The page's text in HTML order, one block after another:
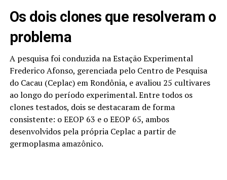
Os dois clones que resolveram o
problema
A pesquisa foi conduzida na Estação Experimental
Frederico Afonso, gerenciada pelo Centro de Pesquisa
do Cacau (Ceplac) em Rondônia, e avaliou 25 cultivares
ao longo do período experimental. Entre todos os
clones testados, dois se destacaram de forma
consistente: o EEOP 63 e o EEOP 65, ambos
desenvolvidos pela própria Ceplac a partir de
germoplasma amazônico.